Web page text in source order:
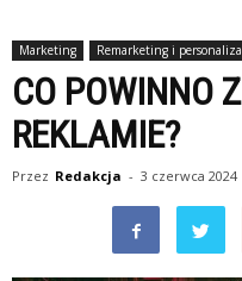
Marketing Remarketing i
CO POWINNO
REKLAMIE?
Przez Redakcja - 3 czerwca 2024